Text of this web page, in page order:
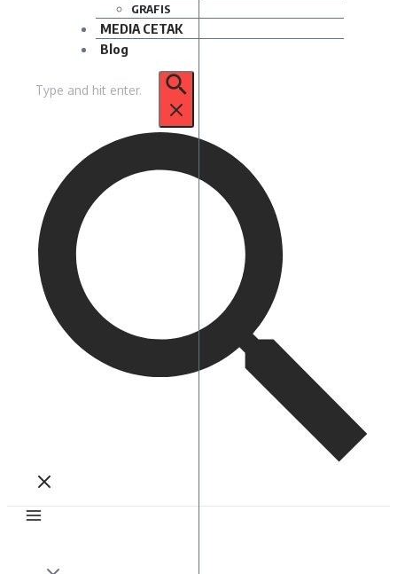
GRAFIS
MEDIA CETAK
Blog
untuk: